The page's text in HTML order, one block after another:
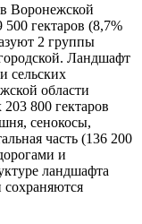
Воронежской
500 гектаров (8,7%
2 группы
Ландшафт
сельских
области
800 гектаров
сенокосы,
часть (136 200
и
ландшафта
сохраняются